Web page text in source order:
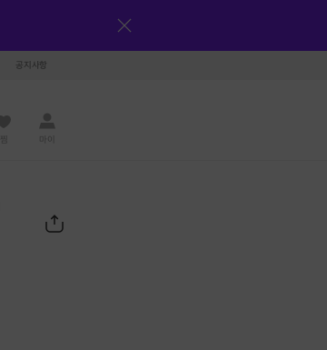
공지사항
찜 마이